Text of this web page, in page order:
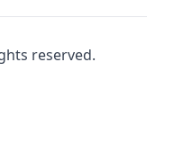
reserved.